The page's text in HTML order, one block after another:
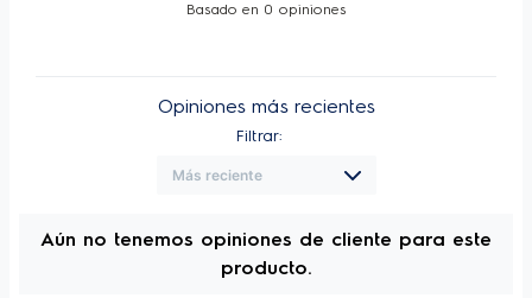
Basado en 0 opiniones
Opiniones más recientes
Filtrar:
Aún no tenemos opiniones de cliente para este
producto.